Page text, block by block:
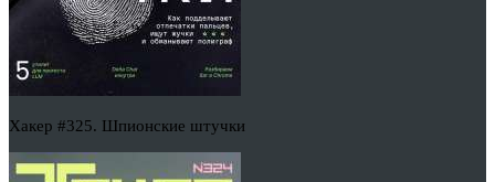
Хакер #325. Шпионские штучки